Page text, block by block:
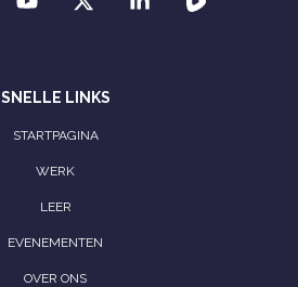
SNELLE LINKS
STARTPAGINA
WERK
LEER
EVENEMENTEN
OVER ONS